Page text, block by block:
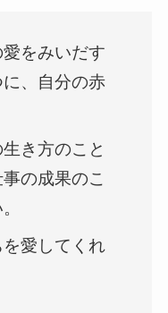
をみいだす
、自分の赤
き方のこと
の成果のこ
愛してくれ